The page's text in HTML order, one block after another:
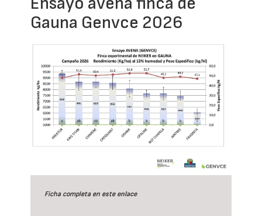
Gauna Genvce 2026
Ficha completa en este enlace